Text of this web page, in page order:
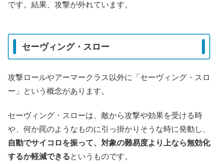
です。結果、攻撃が外れています。
セーヴィング・スロー
攻撃ロールやアーマークラス以外に「セーヴィング・スロ
ー」という概念があります。
セーヴィング・スローは、敵から攻撃や効果を受ける時
や、何か罠のようなものに引っ掛かりそうな時に発動し、
自動でサイコロを振って、対象の難易度より上なら無効化
するか軽減できるというものです。